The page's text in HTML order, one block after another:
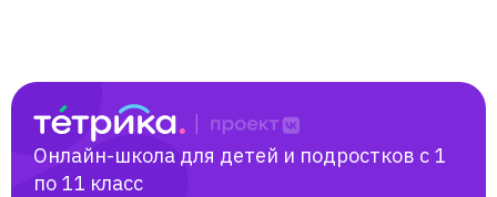
Онлайн-школа для детей и подростков с 1
по 11 класс